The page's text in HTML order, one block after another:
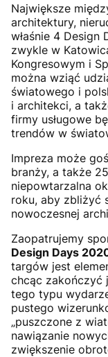
Największe
architektury,
właśnie 4 Design
zwykle w
Kongresowym i
można wziąć
światowego i
i architekci, a
firmy usługowe
trendów w
Impreza może
branży, a także
niepowtarzalna
roku, aby zbliżyć
nowoczesnej
Zaopatrujemy
Design Days
targów jest
chcąc zakończyć
tego typu
pustego
„puszczone z
nawiązanie
zwiększenie